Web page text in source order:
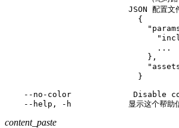
JSON 配置文件
                            {
                                ...
                              },
                            }
--no-color             Disable
--help, -h            显示这个帮助
content_paste